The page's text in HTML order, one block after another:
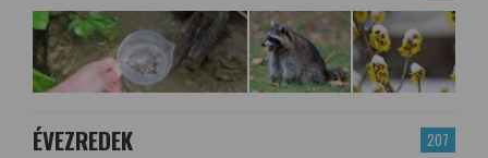
207
ÉVEZREDEK